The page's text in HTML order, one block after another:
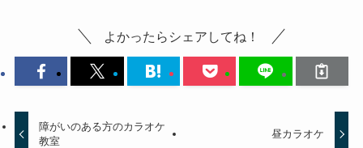
よかったらシェアしてね！
障がいのある方のカラオケ
教室
昼カラオケ